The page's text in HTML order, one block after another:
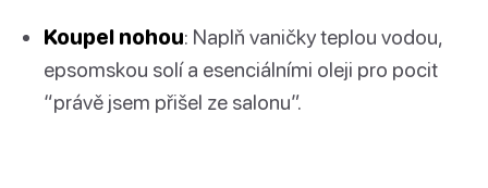
Koupel nohou: Naplň vaničky teplou vodou,
epsomskou solí a esenciálními oleji pro pocit
“právě jsem přišel ze salonu”.